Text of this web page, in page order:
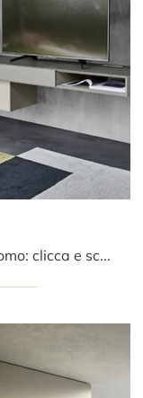
Pareti attrezzate e pensili Sangiacomo: clicca e scopri il modello Domino 04 e potrai completare stanze moderne di ogni tipo.